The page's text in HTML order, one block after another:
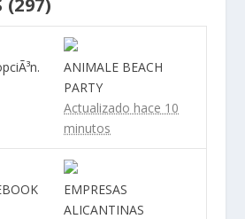
(297)
ANIMALE BEACH
PARTY
Actualizado hace 10
minutos
EMPRESAS
ALICANTINAS